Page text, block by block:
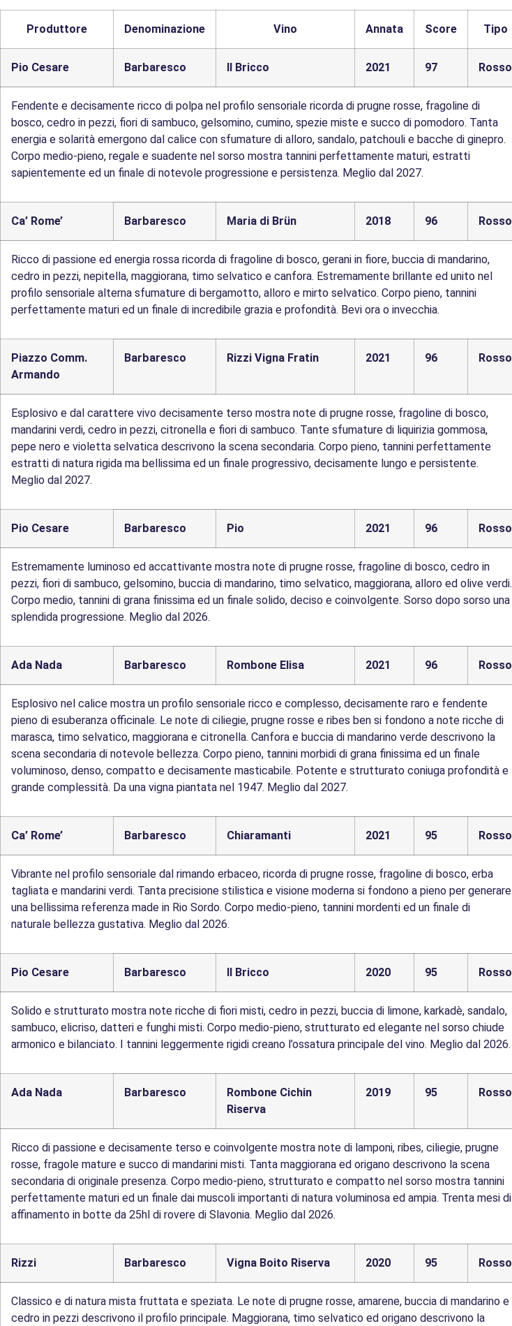
Produttore Denominazione Vino Annata Score Tipo
Pio Cesare Barbaresco Il Bricco 2021 97 Rosso
Fendente e decisamente ricco di polpa nel profilo sensoriale ricorda di prugne rosse, fragoline di
bosco, cedro in pezzi, fiori di sambuco, gelsomino, cumino, spezie miste e succo di pomodoro. Tanta
energia e solarità emergono dal calice con sfumature di alloro, sandalo, patchouli e bacche di ginepro.
Corpo medio-pieno, regale e suadente nel sorso mostra tannini perfettamente maturi, estratti
sapientemente ed un finale di notevole progressione e persistenza. Meglio dal 2027.
Ca’ Rome’ Barbaresco Maria di Brün 2018 96 Rosso
Ricco di passione ed energia rossa ricorda di fragoline di bosco, gerani in fiore, buccia di mandarino,
cedro in pezzi, nepitella, maggiorana, timo selvatico e canfora. Estremamente brillante ed unito nel
profilo sensoriale alterna sfumature di bergamotto, alloro e mirto selvatico. Corpo pieno, tannini
perfettamente maturi ed un finale di incredibile grazia e profondità. Bevi ora o invecchia.
Piazzo Comm.
Armando
Barbaresco Rizzi Vigna Fratin 2021 96 Rosso
Esplosivo e dal carattere vivo decisamente terso mostra note di prugne rosse, fragoline di bosco,
mandarini verdi, cedro in pezzi, citronella e fiori di sambuco. Tante sfumature di liquirizia gommosa,
pepe nero e violetta selvatica descrivono la scena secondaria. Corpo pieno, tannini perfettamente
estratti di natura rigida ma bellissima ed un finale progressivo, decisamente lungo e persistente.
Meglio dal 2027.
Pio Cesare Barbaresco Pio 2021 96 Rosso
Estremamente luminoso ed accattivante mostra note di prugne rosse, fragoline di bosco, cedro in
pezzi, fiori di sambuco, gelsomino, buccia di mandarino, timo selvatico, maggiorana, alloro ed olive verdi.
Corpo medio, tannini di grana finissima ed un finale solido, deciso e coinvolgente. Sorso dopo sorso una
splendida progressione. Meglio dal 2026.
Ada Nada Barbaresco Rombone Elisa 2021 96 Rosso
Esplosivo nel calice mostra un profilo sensoriale ricco e complesso, decisamente raro e fendente
pieno di esuberanza officinale. Le note di ciliegie, prugne rosse e ribes ben si fondono a note ricche di
marasca, timo selvatico, maggiorana e citronella. Canfora e buccia di mandarino verde descrivono la
scena secondaria di notevole bellezza. Corpo pieno, tannini morbidi di grana finissima ed un finale
voluminoso, denso, compatto e decisamente masticabile. Potente e strutturato coniuga profondità e
grande complessità. Da una vigna piantata nel 1947. Meglio dal 2027.
Ca’ Rome’ Barbaresco Chiaramanti 2021 95 Rosso
Vibrante nel profilo sensoriale dal rimando erbaceo, ricorda di prugne rosse, fragoline di bosco, erba
tagliata e mandarini verdi. Tanta precisione stilistica e visione moderna si fondono a pieno per generare
una bellissima referenza made in Rio Sordo. Corpo medio-pieno, tannini mordenti ed un finale di
naturale bellezza gustativa. Meglio dal 2026.
Pio Cesare Barbaresco Il Bricco 2020 95 Rosso
Solido e strutturato mostra note ricche di fiori misti, cedro in pezzi, buccia di limone, karkadè, sandalo,
sambuco, elicriso, datteri e funghi misti. Corpo medio-pieno, strutturato ed elegante nel sorso chiude
armonico e bilanciato. I tannini leggermente rigidi creano l’ossatura principale del vino. Meglio dal 2026.
Ada Nada Barbaresco
Rombone Cichin
Riserva
2019 95 Rosso
Ricco di passione e decisamente terso e coinvolgente mostra note di lamponi, ribes, ciliegie, prugne
rosse, fragole mature e succo di mandarini misti. Tanta maggiorana ed origano descrivono la scena
secondaria di originale presenza. Corpo medio-pieno, strutturato e compatto nel sorso mostra tannini
perfettamente maturi ed un finale dai muscoli importanti di natura voluminosa ed ampia. Trenta mesi di
affinamento in botte da 25hl di rovere di Slavonia. Meglio dal 2026.
Rizzi Barbaresco Vigna Boito Riserva 2020 95 Rosso
Classico e di natura mista fruttata e speziata. Le note di prugne rosse, amarene, buccia di mandarino e
cedro in pezzi descrivono il profilo principale. Maggiorana, timo selvatico ed origano descrivono la